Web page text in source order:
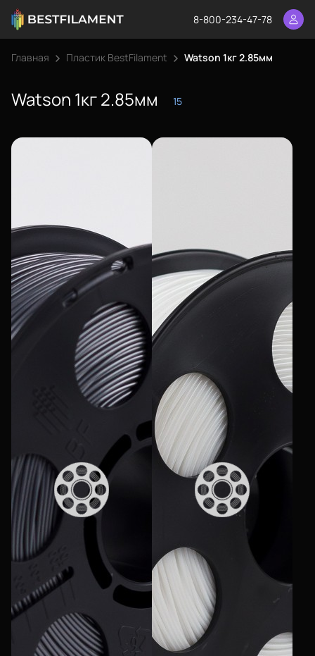
8-800-234-47-78
Главная Пластик BestFilament Watson 1кг 2.85мм
Watson 1кг 2.85мм 15